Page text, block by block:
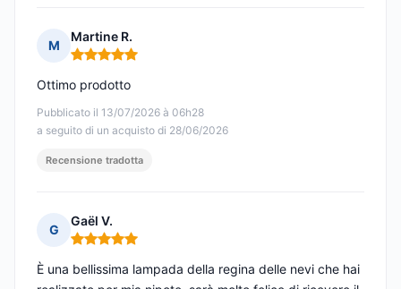
M
Martine R.
Nota: 5 su 5
Pubblicato il 13/07/2026 à 06h28
a seguito di un acquisto di 28/06/2026
Ottimo prodotto
Recensione tradotta
G
Gaël V.
Nota: 5 su 5
È una bellissima lampada della regina delle nevi che hai